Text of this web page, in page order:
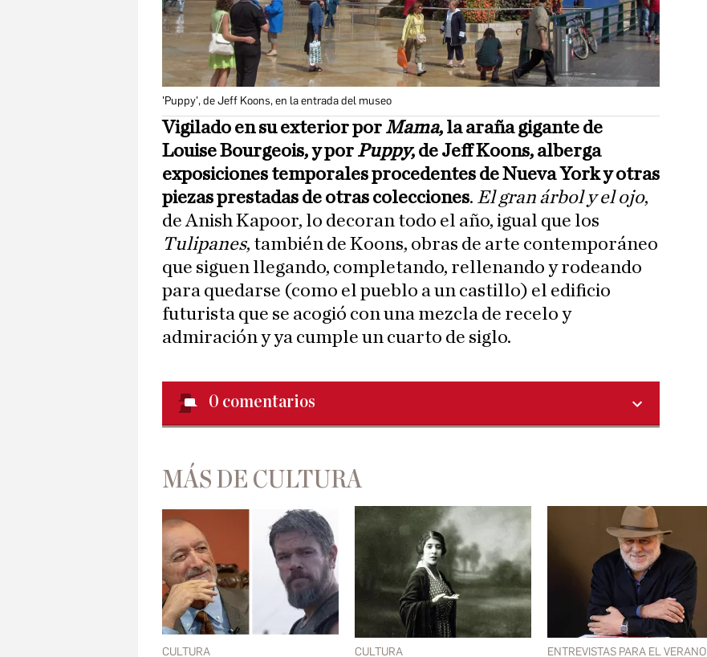
'Puppy', de Jeff Koons, en la entrada del museo
Vigilado en su exterior por Mama, la araña gigante de
Louise Bourgeois, y por Puppy, de Jeff Koons, alberga
exposiciones temporales procedentes de Nueva York y otras
piezas prestadas de otras colecciones. El gran árbol y el ojo,
de Anish Kapoor, lo decoran todo el año, igual que los
Tulipanes, también de Koons, obras de arte contemporáneo
que siguen llegando, completando, rellenando y rodeando
para quedarse (como el pueblo a un castillo) el edificio
futurista que se acogió con una mezcla de recelo y
admiración y ya cumple un cuarto de siglo.
0 comentarios
MÁS DE CULTURA
CULTURA CULTURA ENTREVISTAS PARA EL VERANO